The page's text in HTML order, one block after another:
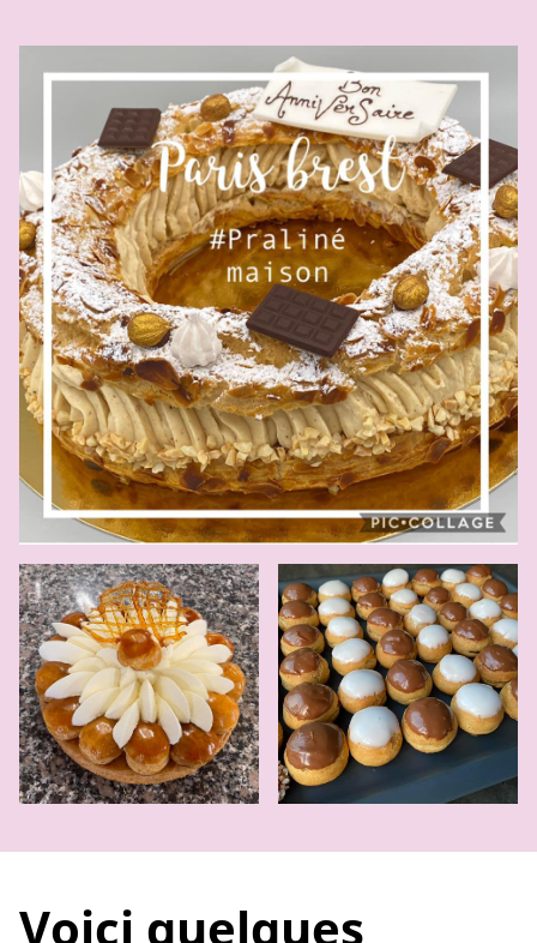
Voici quelques